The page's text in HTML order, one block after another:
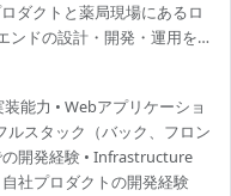
ダクトと薬局現場にあるロ
ンドの設計・開発・運用を
専門家として開発をリー
TypeScript,Python フレーム
フラ : AWS（DynamoDB,
能力 • Webアプリケーショ
ルスタック（バック、フロン
の開発経験 • Infrastructure
社プロダクトの開発経験